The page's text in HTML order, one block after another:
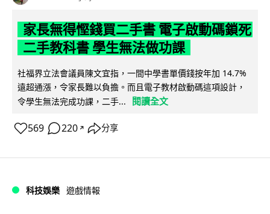
家長無得慳錢買二手書 電子啟動碼鎖死
二手教科書 學生無法做功課
社福界立法會議員陳文宜指，一間中學書單價錢按年加 14.7%
遠超通漲，令家長難以負擔。而且電子教材啟動碼這項設計，
令學生無法完成功課，二手...
閱讀全文
569 220 ↗ 分享
科技娛樂 遊戲情報